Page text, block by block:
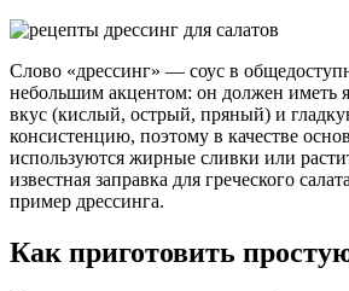
Слово «дрессинг» — соус в
небольшим акцентом: он должен иметь
вкус (кислый, острый, пряный) и
консистенцию, поэтому в качестве
используются жирные сливки или
известная заправка для греческого
пример дрессинга.
Как приготовить